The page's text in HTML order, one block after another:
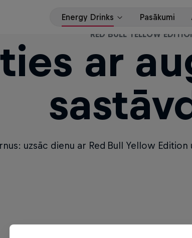
ar
RED BULL YELLOW
uzsāc dienu ar Red Bull Yellow